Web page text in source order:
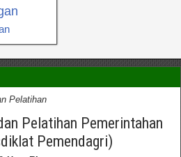
Pelatihan
Pelatihan Pemerintahan
Pemendagri)